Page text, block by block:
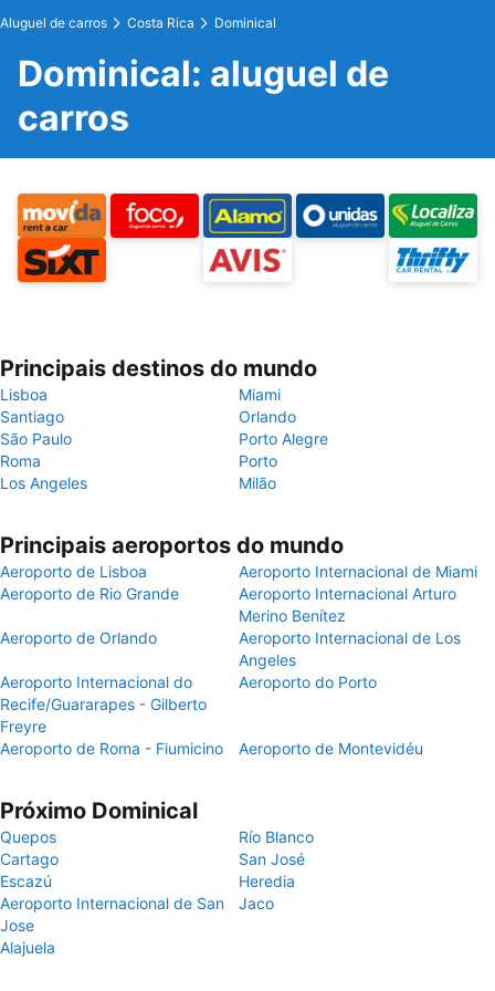
Aluguel de carros Costa Rica Dominical
Dominical: aluguel de
carros
Principais destinos do mundo
Lisboa
Miami
Santiago
Orlando
São Paulo
Porto Alegre
Roma
Porto
Los Angeles
Milão
Principais aeroportos do mundo
Aeroporto de Lisboa
Aeroporto Internacional de Miami
Aeroporto de Rio Grande
Aeroporto Internacional Arturo
Merino Benítez
Aeroporto de Orlando
Aeroporto Internacional de Los
Angeles
Aeroporto Internacional do
Recife/Guararapes - Gilberto
Freyre
Aeroporto do Porto
Aeroporto de Roma - Fiumicino Aeroporto de Montevidéu
Próximo Dominical
Quepos
Río Blanco
Cartago
San José
Escazú
Heredia
Aeroporto Internacional de San
Jose
Jaco
Alajuela